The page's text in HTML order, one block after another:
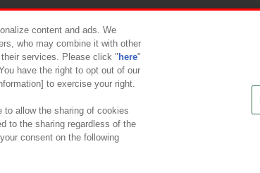
カスタマーハラスメント対応方針
content and ads. We
who may combine it with other
services. Please click " here"
have the right to opt out of our
to exercise your right.
to allow the sharing of cookies
to the sharing regardless of the
consent on the following